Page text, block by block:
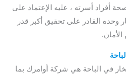
أفراد أسرته ، عليه الإعتماد على
وحده القادر على تحقيق أكبر قدر
في الباحة هي شركة أوامرك بما